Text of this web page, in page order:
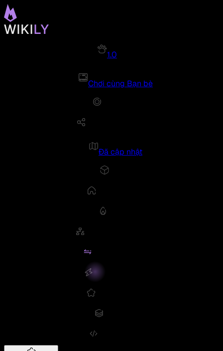
1.0
Chơi cùng Bạn bè
Đã cập nhật